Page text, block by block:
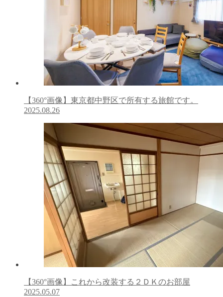
【360°画像】東京都中野区で所有する旅館です。
2025.08.26
【360°画像】これから改装する２ＤＫのお部屋
2025.05.07